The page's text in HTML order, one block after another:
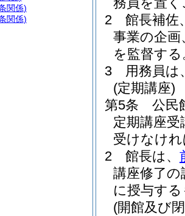
2
館長補佐
事業の企
を監督する
3
用務員は
(定期講座)
第5条
公民
定期講座受
受けなけ
2
館長は、
講座修了の
に授与す
(開館及び
関係)
関係)